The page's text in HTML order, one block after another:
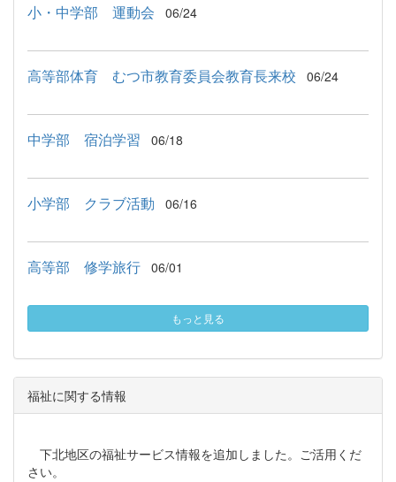
小・中学部 運動会 06/24
高等部体育 むつ市教育委員会教育長来校 06/24
中学部 宿泊学習 06/18
小学部 クラブ活動 06/16
高等部 修学旅行 06/01
もっと見る
福祉に関する情報
下北地区の福祉サービス情報を追加しました。ご活用くだ
さい。